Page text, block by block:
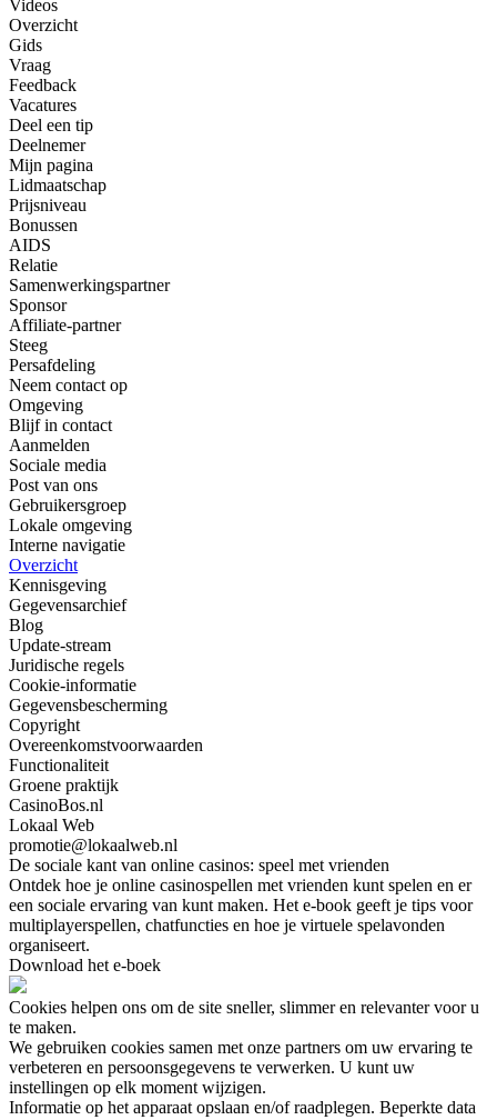
Videos
Overzicht
Gids
Vraag
Feedback
Vacatures
Deel een tip
Deelnemer
Mijn pagina
Lidmaatschap
Prijsniveau
Bonussen
AIDS
Relatie
Samenwerkingspartner
Sponsor
Affiliate-partner
Steeg
Persafdeling
Neem contact op
Omgeving
Blijf in contact
Aanmelden
Sociale media
Post van ons
Gebruikersgroep
Lokale omgeving
Interne navigatie
Overzicht
Kennisgeving
Gegevensarchief
Blog
Update-stream
Juridische regels
Cookie-informatie
Gegevensbescherming
Copyright
Overeenkomstvoorwaarden
Functionaliteit
Groene praktijk
CasinoBos.nl
Lokaal Web
promotie@lokaalweb.nl
De sociale kant van online casinos: speel met vrienden
Ontdek hoe je online casinospellen met vrienden kunt spelen en er
een sociale ervaring van kunt maken. Het e-book geeft je tips voor
multiplayerspellen, chatfuncties en hoe je virtuele spelavonden
organiseert.
Download het e-boek
Cookies helpen ons om de site sneller, slimmer en relevanter voor u
te maken.
We gebruiken cookies samen met onze partners om uw ervaring te
verbeteren en persoonsgegevens te verwerken. U kunt uw
instellingen op elk moment wijzigen.
Informatie op het apparaat opslaan en/of raadplegen. Beperkte data